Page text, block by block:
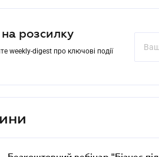
розсилку
weekly-digest про ключові події